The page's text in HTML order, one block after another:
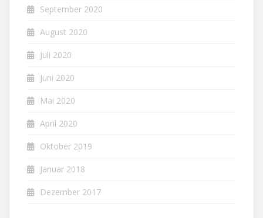
September 2020
August 2020
Juli 2020
Juni 2020
Mai 2020
April 2020
Oktober 2019
Januar 2018
Dezember 2017